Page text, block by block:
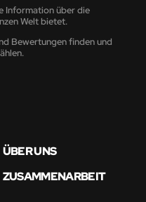
Information über die
Welt bietet.
Bewertungen finden und
ÜBER UNS
ZUSAMMENARBEIT